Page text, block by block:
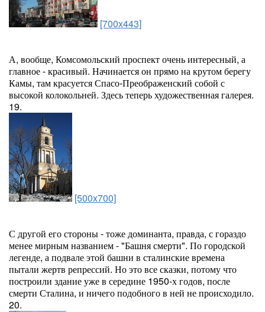
[700x443]
А, вообще, Комсомольский проспект очень интересный, а
главное - красивый. Начинается он прямо на крутом берегу
Камы, там красуется Спасо-Преображенский собой с
высокой колокольней. Здесь теперь художественная галерея.
19.
[500x700]
С другой его стороны - тоже доминанта, правда, с гораздо
менее мирным названием - "Башня смерти". По городской
легенде, а подвале этой башни в сталинские времена
пытали жертв репрессий. Но это все сказки, потому что
построили здание уже в середине 1950-х годов, после
смерти Сталина, и ничего подобного в ней не происходило.
20.